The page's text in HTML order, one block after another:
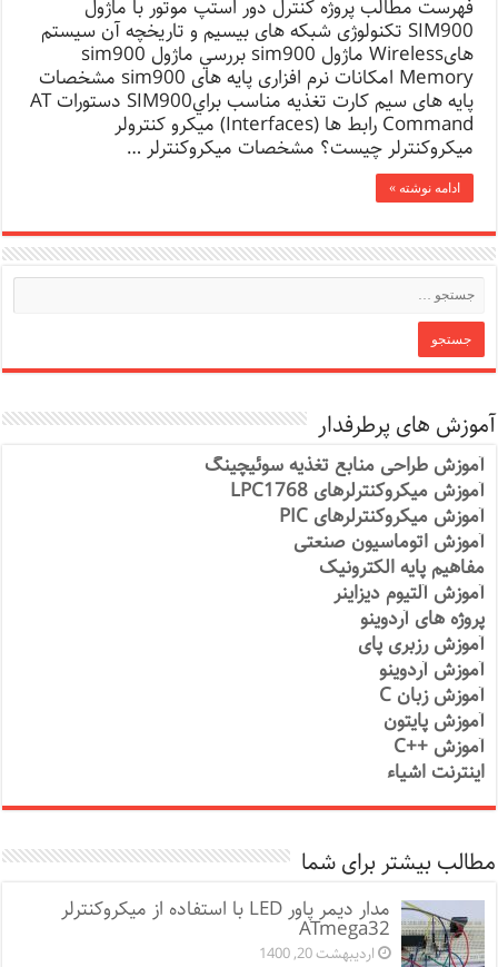
فهرست مطالب پروژه کنترل دور استپ موتور با ماژول
SIM900 تکنولوژی شبکه های بیسیم و تاریخچه آن سیستم
هایWireless ماژول sim900 بررسي ماژول sim900
Memory امکانات نرم افزاری پایه های sim900 مشخصات
پایه های سیم کارت تغذيه مناسب برايSIM900 دستورات AT
Command رابط ها (Interfaces) میکرو کنترولر
میکروکنترلر چیست؟ مشخصات میکروکنترلر …
ادامه نوشته »
آموزش های پرطرفدار
آموزش طراحی منابع تغذیه سوئیچینگ
آموزش میکروکنترلرهای LPC1768
آموزش میکروکنترلرهای PIC
آموزش اتوماسیون صنعتی
مفاهیم پایه الکترونیک
آموزش آلتیوم دیزاینر
پروژه های آردوینو
آموزش رزبری پای
آموزش آردوینو
آموزش زبان C
آموزش پایتون
آموزش ++C
اینترنت اشیاء
مطالب بیشتر برای شما
مدار دیمر پاور LED با استفاده از میکروکنترلر
ATmega32
اردیبهشت 20, 1400